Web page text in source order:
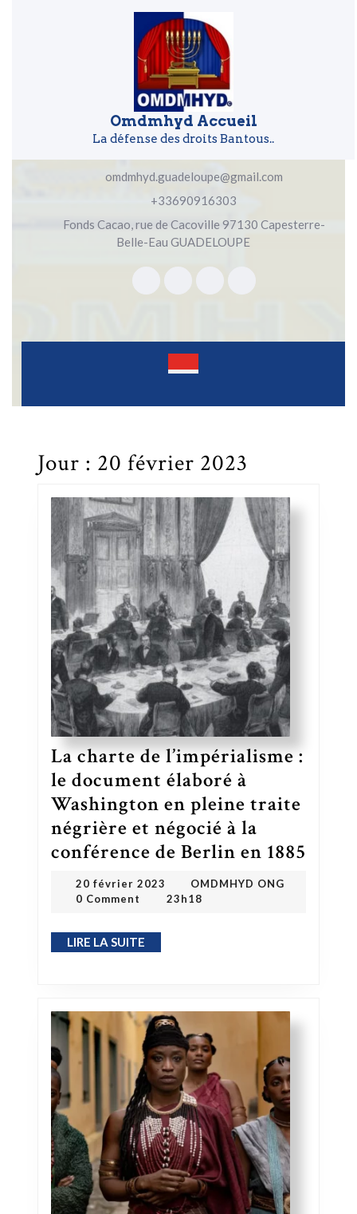
Omdmhyd Accueil
La défense des droits Bantous..
omdmhyd.guadeloupe@gmail.com
+33690916303
Fonds Cacao, rue de Cacoville 97130 Capesterre-
Belle-Eau GUADELOUPE
Jour : 20 février 2023
La charte de l’impérialisme :
le document élaboré à
Washington en pleine traite
négrière et négocié à la
conférence de Berlin en 1885
20 février 2023 20 février 2023OMDMHYD ONG
0 Comment
23h18
LIRE LA SUITE